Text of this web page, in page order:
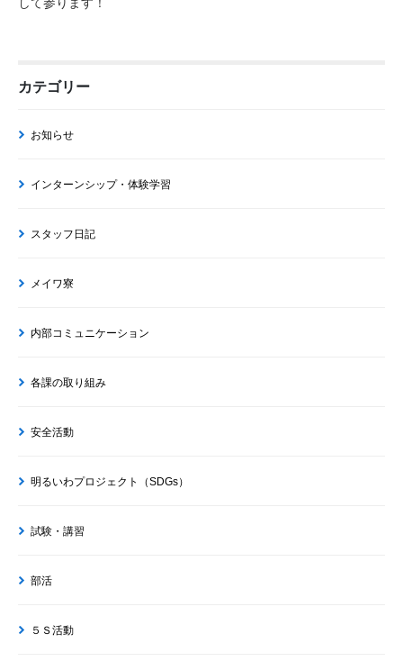
カテゴリー
お知らせ
インターンシップ・体験学習
スタッフ日記
メイワ寮
内部コミュニケーション
各課の取り組み
安全活動
明るいわプロジェクト（SDGs）
試験・講習
部活
５Ｓ活動